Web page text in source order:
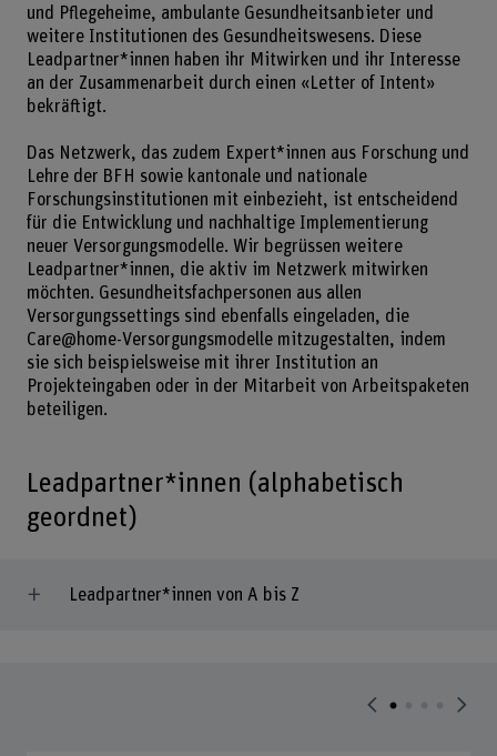
und Pflegeheime, ambulante Gesundheitsanbieter und
weitere Institutionen des Gesundheitswesens. Diese
Leadpartner*innen haben ihr Mitwirken und ihr Interesse
an der Zusammenarbeit durch einen «Letter of Intent»
bekräftigt.
Das Netzwerk, das zudem Expert*innen aus Forschung und
Lehre der BFH sowie kantonale und nationale
Forschungsinstitutionen mit einbezieht, ist entscheidend
für die Entwicklung und nachhaltige Implementierung
neuer Versorgungsmodelle. Wir begrüssen weitere
Leadpartner*innen, die aktiv im Netzwerk mitwirken
möchten. Gesundheitsfachpersonen aus allen
Versorgungssettings sind ebenfalls eingeladen, die
Care@home-Versorgungsmodelle mitzugestalten, indem
sie sich beispielsweise mit ihrer Institution an
Projekteingaben oder in der Mitarbeit von Arbeitspaketen
beteiligen.
Leadpartner*innen (alphabetisch
geordnet)
Leadpartner*innen von A bis Z